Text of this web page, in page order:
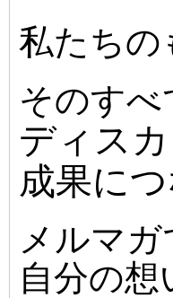
私たちの
そのすべ
ディス
成果に
メルマガ
自分の